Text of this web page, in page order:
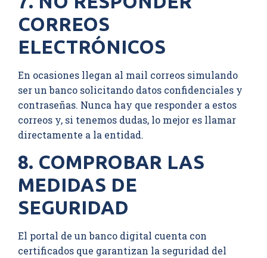
CORREOS
ELECTRÓNICOS
En ocasiones llegan al mail correos simulando
ser un banco solicitando datos confidenciales y
contraseñas. Nunca hay que responder a estos
correos y, si tenemos dudas, lo mejor es llamar
directamente a la entidad.
8. COMPROBAR LAS
MEDIDAS DE
SEGURIDAD
El portal de un banco digital cuenta con
certificados que garantizan la seguridad del